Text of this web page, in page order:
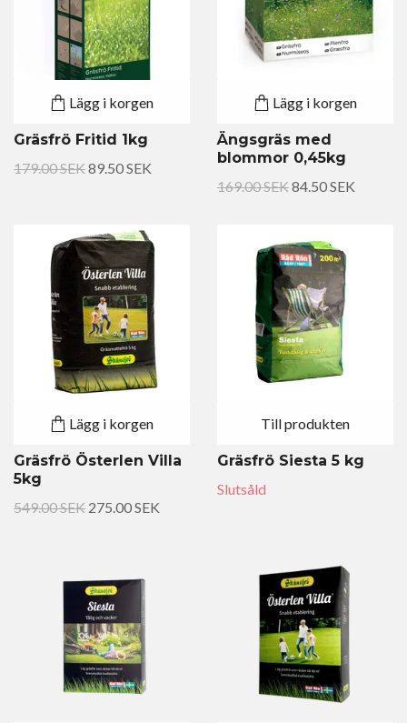
Lägg i korgen
Gräsfrö Fritid 1kg
179.00 SEK89.50 SEK
Lägg i korgen
Ängsgräs med
blommor 0,45kg
169.00 SEK84.50 SEK
Lägg i korgen
Gräsfrö Österlen Villa
5kg
549.00 SEK 275.00 SEK
Till produkten
Gräsfrö Siesta 5 kg
Slutsåld